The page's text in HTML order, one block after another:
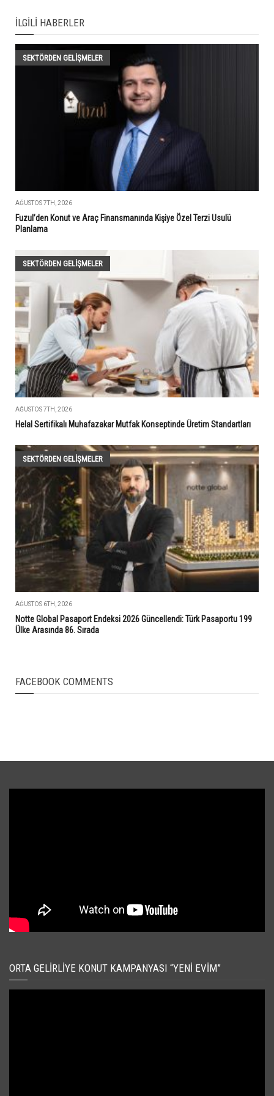
İLGILI HABERLER
SEKTÖRDEN GELIŞMELER
AĞUSTOS 7TH, 2026
Fuzul’den Konut ve Araç Finansmanında Kişiye Özel Terzi Usulü
Planlama
SEKTÖRDEN GELIŞMELER
AĞUSTOS 7TH, 2026
Helal Sertifikalı Muhafazakar Mutfak Konseptinde Üretim Standartları
SEKTÖRDEN GELIŞMELER
AĞUSTOS 6TH, 2026
Notte Global Pasaport Endeksi 2026 Güncellendi: Türk Pasaportu 199
Ülke Arasında 86. Sırada
FACEBOOK COMMENTS
ORTA GELIRLIYE KONUT KAMPANYASI “YENI EVIM”